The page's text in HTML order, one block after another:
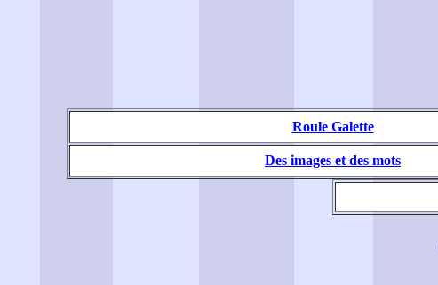
Roule Galette
Des images et des mots